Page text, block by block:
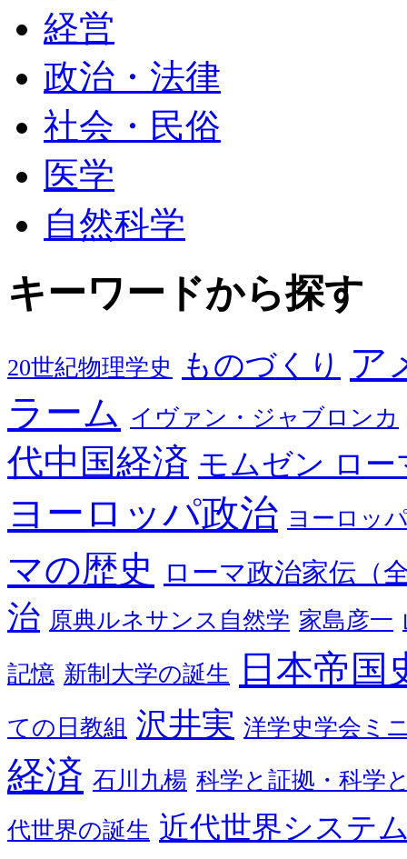
経営
政治・法律
社会・民俗
医学
自然科学
キーワードから探す
20世紀物理学史 ものづくり
ア
ラーム イヴァン・ジャブロンカ
代中国経済 モムゼン ロー
ヨーロッパ政治 ヨーロッ
マの歴史 ローマ政治家伝（
治 原典ルネサンス自然学 家島彦一
記憶 新制大学の誕生 日本帝国
ての日教組 沢井実 洋学史学会ミ
経済 石川九楊 科学と証拠・科学
代世界の誕生 近代世界システ